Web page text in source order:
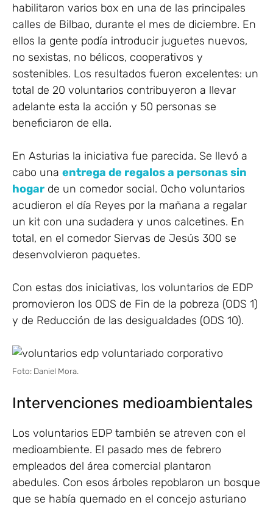
habilitaron varios box en una de las principales
calles de Bilbao, durante el mes de diciembre. En
ellos la gente podía introducir juguetes nuevos,
no sexistas, no bélicos, cooperativos y
sostenibles. Los resultados fueron excelentes: un
total de 20 voluntarios contribuyeron a llevar
adelante esta la acción y 50 personas se
beneficiaron de ella.
En Asturias la iniciativa fue parecida. Se llevó a
cabo una entrega de regalos a personas sin
hogar de un comedor social. Ocho voluntarios
acudieron el día Reyes por la mañana a regalar
un kit con una sudadera y unos calcetines. En
total, en el comedor Siervas de Jesús 300 se
desenvolvieron paquetes.
Con estas dos iniciativas, los voluntarios de EDP
promovieron los ODS de Fin de la pobreza (ODS 1)
y de Reducción de las desigualdades (ODS 10).
Foto: Daniel Mora.
Intervenciones medioambientales
Los voluntarios EDP también se atreven con el
medioambiente. El pasado mes de febrero
empleados del área comercial plantaron
abedules. Con esos árboles repoblaron un bosque
que se había quemado en el concejo asturiano